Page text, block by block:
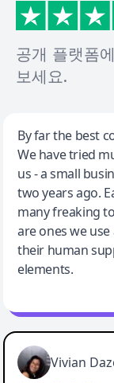
공개 플랫폼
보세요.
Jeff Wilson
By far the best
By far the best
We have tried
us - a small
two years ago.
many freaking
are ones we use
their human
elements.
Vivian